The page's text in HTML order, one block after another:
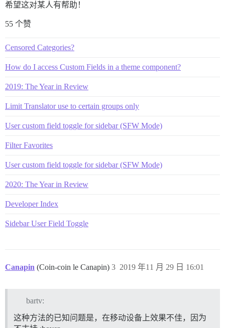
希望这对某人有帮助！
55 个赞
Censored Categories?
How do I access Custom Fields in a theme component?
2019: The Year in Review
Limit Translator use to certain groups only
User custom field toggle for sidebar (SFW Mode)
Filter Favorites
User custom field toggle for sidebar (SFW Mode)
2020: The Year in Review
Developer Index
Sidebar User Field Toggle
Canapin (Coin-coin le Canapin) 2019 年11 月 29 日 16:01
3
bartv:
这种方法的已知问题是，在移动设备上效果不佳，因为